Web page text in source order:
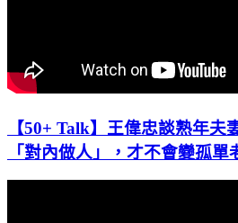
【50+ Talk】王偉忠談熟年夫
「對內做人」，才不會變孤單